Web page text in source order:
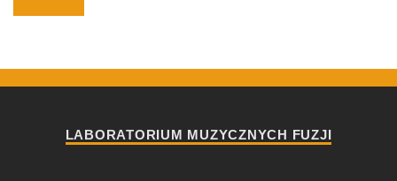
LABORATORIUM MUZYCZNYCH FUZJI